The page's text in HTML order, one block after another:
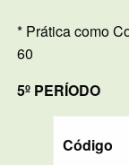
* Prática como
60
5º PERÍODO
Código